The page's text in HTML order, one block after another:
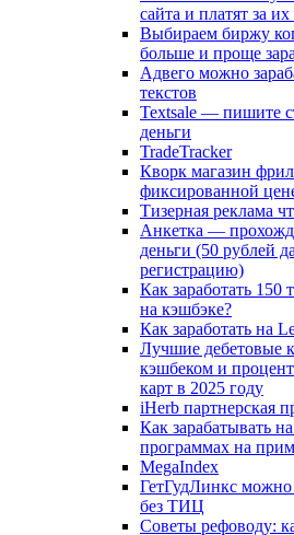
сайта и платят за
Выбираем биржу
больше и проще
Адвего можно
текстов
Textsale — пишите
деньги
TradeTracker
Кворк магазин
фиксированной
Тизерная реклама
Анкетка —
деньги (50 рублей
регистрацию)
Как заработать 150
на кэшбэке?
Как заработать на
Лучшие дебетовые
кэшбеком и
карт в 2025 году
iHerb партнерская
Как зарабатывать
программах на
MegaIndex
ГетГудЛинкс можно
без ТИЦ
Советы рефоводу: